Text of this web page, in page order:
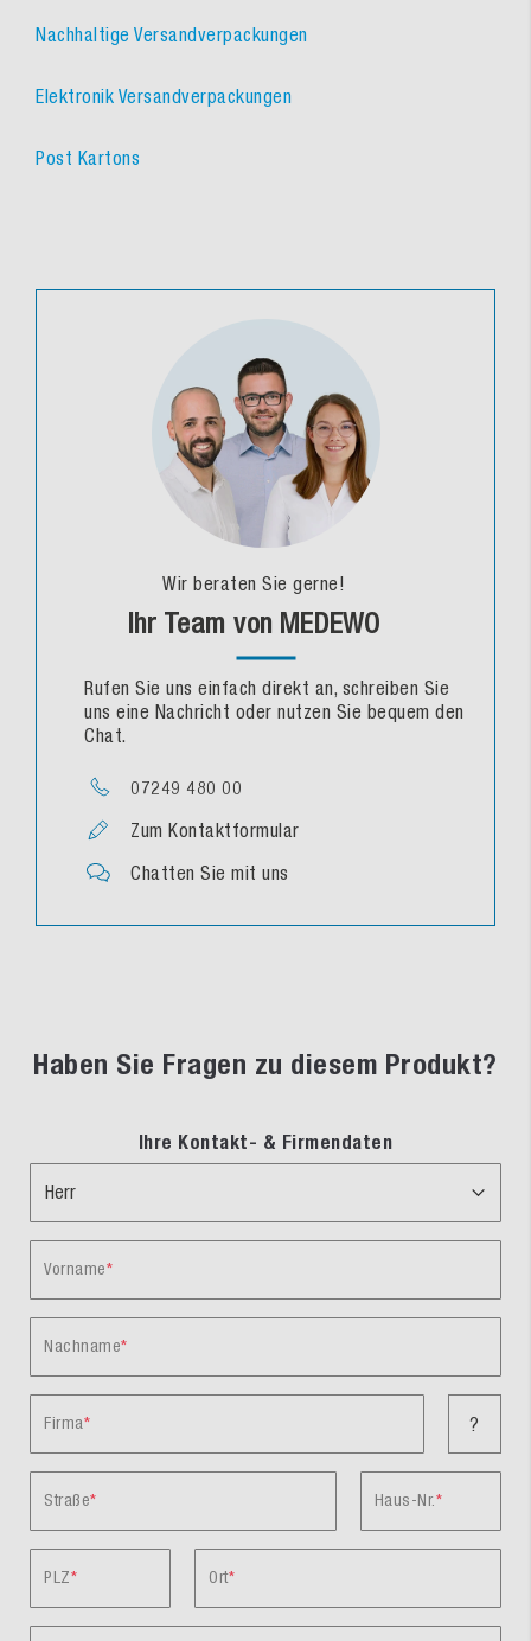
Nachhaltige Versandverpackungen
Elektronik Versandverpackungen
Post Kartons
Wir beraten Sie gerne!
Ihr Team von MEDEWO
Rufen Sie uns einfach direkt an, schreiben Sie
uns eine Nachricht oder nutzen Sie bequem den
Chat.
07249 480 00
Zum Kontaktformular
Chatten Sie mit uns
Haben Sie Fragen zu diesem Produkt?
Ihre Kontakt- & Firmendaten
Vorname
Nachname
Firma ?
Straße Haus-Nr.
PLZ Ort